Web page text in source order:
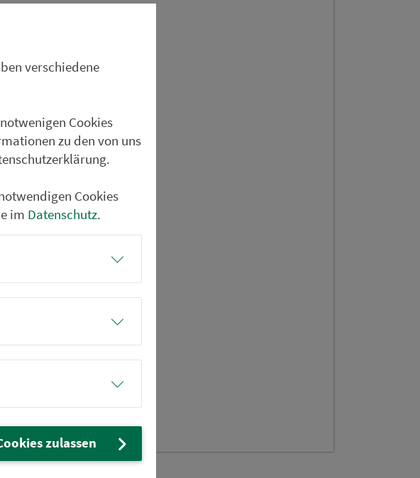
Siemens
Simon-Hegele-Straße
Bahnhof
FO Thurner-Str.
FO Dr.Kupfer-Str.
FO Weststr.
Nord
(Hausen) A.Poststr.
verschiedene
Cookies
zu den von uns
Cookies
im Datenschutz.
zulassen